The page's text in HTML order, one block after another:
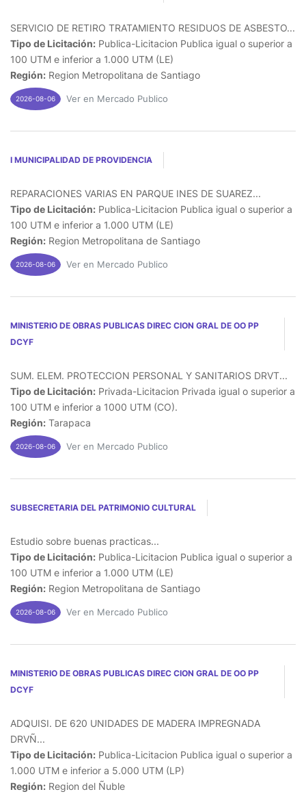
SERVICIO DE RETIRO TRATAMIENTO RESIDUOS DE ASBESTO...
Tipo de Licitación: Publica-Licitacion Publica igual o superior a
100 UTM e inferior a 1.000 UTM (LE)
Región: Region Metropolitana de Santiago
2026-08-06 Ver en Mercado Publico
I MUNICIPALIDAD DE PROVIDENCIA
REPARACIONES VARIAS EN PARQUE INES DE SUAREZ...
Tipo de Licitación: Publica-Licitacion Publica igual o superior a
100 UTM e inferior a 1.000 UTM (LE)
Región: Region Metropolitana de Santiago
2026-08-06 Ver en Mercado Publico
MINISTERIO DE OBRAS PUBLICAS DIREC CION GRAL DE OO PP
DCYF
SUM. ELEM. PROTECCION PERSONAL Y SANITARIOS DRVT...
Tipo de Licitación: Privada-Licitacion Privada igual o superior a
100 UTM e inferior a 1000 UTM (CO).
Región: Tarapaca
2026-08-06 Ver en Mercado Publico
SUBSECRETARIA DEL PATRIMONIO CULTURAL
Estudio sobre buenas practicas...
Tipo de Licitación: Publica-Licitacion Publica igual o superior a
100 UTM e inferior a 1.000 UTM (LE)
Región: Region Metropolitana de Santiago
2026-08-06 Ver en Mercado Publico
MINISTERIO DE OBRAS PUBLICAS DIREC CION GRAL DE OO PP
DCYF
ADQUISI. DE 620 UNIDADES DE MADERA IMPREGNADA
DRVÑ...
Tipo de Licitación: Publica-Licitacion Publica igual o superior a
1.000 UTM e inferior a 5.000 UTM (LP)
Región: Region del Ñuble